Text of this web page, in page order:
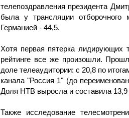
телепоздравления президента
была у трансляции
Германией - 44,5.
Хотя первая пятерка лидирующих
рейтинге все же произошли.
доле телеаудитории: с 20,8 по
канала "Россия 1" (до
Доля НТВ выросла и составила 13,9
Также исследование